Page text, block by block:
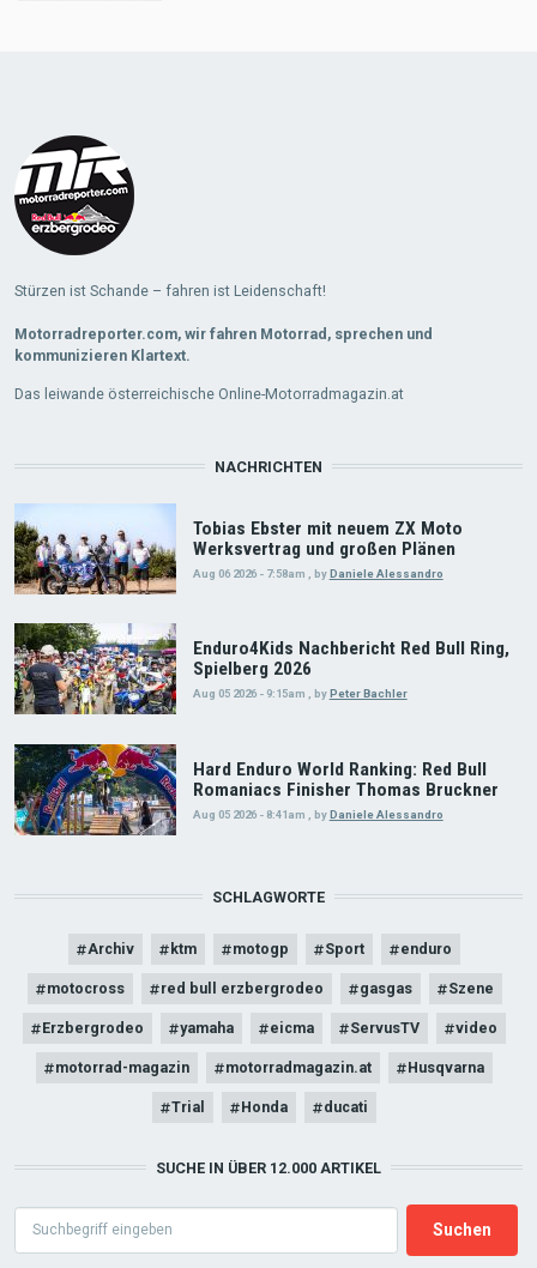
Stürzen ist Schande – fahren ist Leidenschaft!
Motorradreporter.com, wir fahren Motorrad, sprechen und
kommunizieren Klartext.
Das leiwande österreichische Online-Motorradmagazin.at
NACHRICHTEN
Tobias Ebster mit neuem ZX Moto
Werksvertrag und großen Plänen
Aug 06 2026 - 7:58am byDaniele Alessandro
Enduro4Kids Nachbericht Red Bull Ring,
Spielberg 2026
Aug 05 2026 - 9:15am , byPeter Bachler
Hard Enduro World Ranking: Red Bull
Romaniacs Finisher Thomas Bruckner
Aug 05 2026 - 8:41am byDaniele Alessandro
SCHLAGWORTE
Archiv ktm motogp Sport enduro
motocross red bull erzbergrodeo gasgas Szene
Erzbergrodeo yamaha eicma ServusTV video
motorrad-magazin motorradmagazin.at Husqvarna
Trial Honda ducati
SUCHE IN ÜBER 12.000 ARTIKEL